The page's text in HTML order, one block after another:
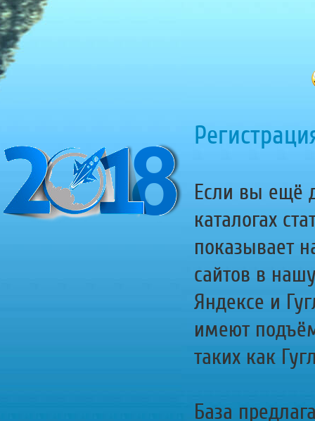
Если вы ещё
каталогах
показывает
сайтов в
Яндексе и
имеют
таких как
База